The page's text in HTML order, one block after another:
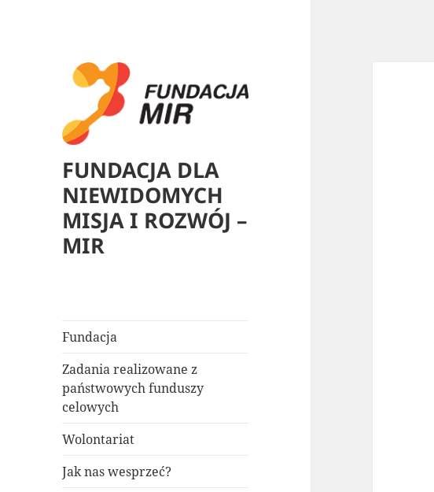
FUNDACJA DLA
NIEWIDOMYCH
MISJA I ROZWÓJ –
MIR
Fundacja
Zadania realizowane z
państwowych funduszy
celowych
Wolontariat
Jak nas wesprzeć?